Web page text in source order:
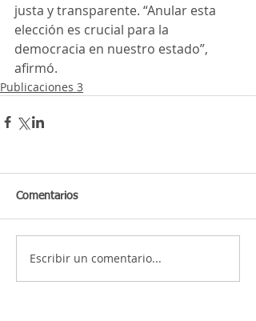
justa y transparente. “Anular esta
elección es crucial para la
democracia en nuestro estado”,
afirmó.
Publicaciones 3
Comentarios
Escribir un comentario...